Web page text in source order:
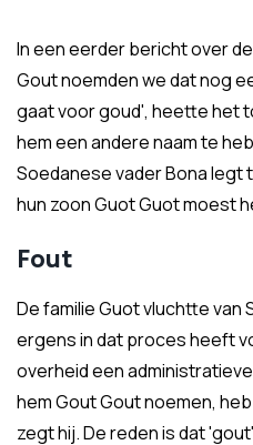
In een eerder bericht over
Gout noemden we dat nog
gaat voor goud', heette het
hem een andere naam te
Soedanese vader Bona legt
hun zoon Guot Guot moest
Fout
De familie Guot vluchtte van
ergens in dat proces heeft
overheid een
hem Gout Gout noemen,
zegt hij. De reden is dat